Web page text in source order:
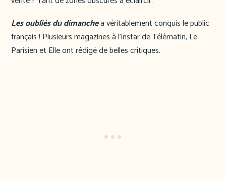
Les oubliés du dimanchea véritablement conquis le public
français ! Plusieurs magazines à l’instar de Télématin, Le
Parisien et Elle ont rédigé de belles critiques.